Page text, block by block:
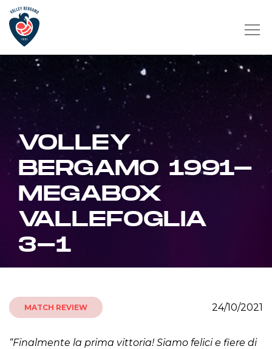
VOLLEY
BERGAMO 1991-
MEGABOX
VALLEFOGLIA
3-1
MATCH REVIEW 24/10/2021
“Finalmente la prima vittoria! Siamo felici e fiere di